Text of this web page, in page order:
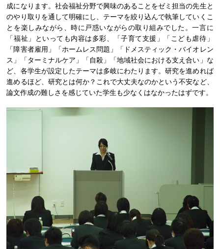
成になります。社会福祉分野で興味のあることをゼミ担当の先生と
のやり取りを通して明確にし、テーマを絞り込んで執筆していくこ
とを楽しみながら、時に戸惑いながらの取り組みでした。一言に
「福祉」といっても内容は多彩、「子育て支援」「こども虐待」
「障害者雇用」「ホームレス問題」「ドメスティック・バイオレン
ス」「ターミナルケア」「自殺」「地域社会における支え合い」な
ど、各学生が設定したテーマは多岐にわたります。研究を進めれば
進めるほど、研究とは何か？これで大丈夫なのかという不安など、
論文作成の難しさを感じていた学生も少なくはなかったはずです。